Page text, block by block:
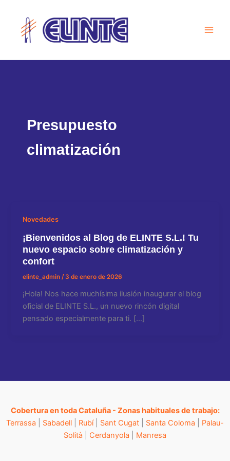
contenido
Presupuesto
climatización
Novedades
¡Bienvenidos al Blog de ELINTE S.L.! Tu
nuevo espacio sobre climatización y
confort
elinte_admin / 3 de enero de 2026
¡Hola! Nos hace muchísima ilusión inaugurar el blog
oficial de ELINTE S.L., un nuevo rincón digital
pensado especialmente para ti. […]
Cobertura en toda Cataluña - Zonas habituales de trabajo:
Terrassa
Sabadell Rubí| Sant Cugat Santa Coloma
Palau-
Solità
Cerdanyola Manresa